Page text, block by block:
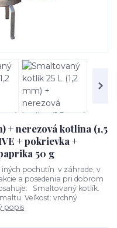
+ nerezová kotlina (1,5
+ pokrievka +
50 g
pochutín v záhrade, v
a posedenia pri dobrom
Smaltovaný kotlík.
Veľkosť: vrchný
popis